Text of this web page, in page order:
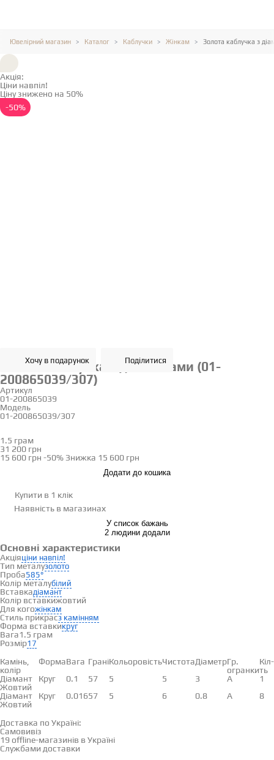
Ювелірний магазин Каталог Каблучки Жінкам Золота каблучка з
Акція:
Ціни навпіл!
Ціну знижено на 50%
-50%
Хочу в подарунок Поділитися
Золота каблучка з діамантами (01-
200865039/307)
Артикул
01-200865039
Модель
01-200865039/307
1.5 грам
31 200 грн
15 600 грн -50% Знижка 15 600 грн
Додати до кошика
Купити в 1 клік
Наявність в магазинах
У список бажань
2 людини додали
Основні характеристики
Акціяціни навпіл!
Тип металузолото
Проба585°
Колір металубілий
Вставкадіамант
Колір вставкижовтий
Для когожінкам
Стиль прикрасз камінням
Форма вставкикруг
Вага1.5 грам
Розмір17
Вставки
Камінь,
колір
ФормаВага ГраніКольоровістьЧистотаДіаметрГр.
огранки
Кіл-
ть
Діамант
Жовтий
Круг 0.1 57 5 5 3 А
1
Діамант
Жовтий
Круг 0.01657 5 6 0.8 А 8
Доставка по Україні:
Самовивіз
19 offline-магазинів в Україні
Службами доставки